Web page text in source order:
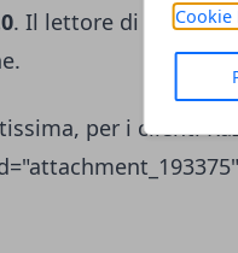
Cookie
. Il lettore di
per i clienti